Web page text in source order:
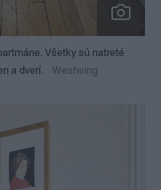
Všetky sú natreté
a dverí.
Westwing